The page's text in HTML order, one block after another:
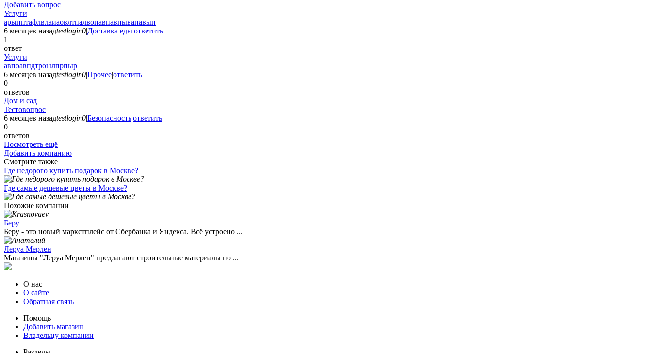
Добавить вопрос
Услуги
арыпптафлвлаиаовлтпалвопавпавпывапавып
6 месяцев назадtestlogin0|Доставка еды|ответить
1
ответ
Услуги
авпоавпдтроылпрпыр
6 месяцев назадtestlogin0|Прочее|ответить
0
ответов
Дом и сад
Тестовопрос
6 месяцев назадtestlogin0|Безопасность|ответить
0
ответов
Посмотреть ещё
Добавить компанию
Смотрите также
Где недорого купить подарок в Москве?
Где самые дешевые цветы в Москве?
Похожие компании
Беру
Беру - это новый маркетплейс от Сбербанка и Яндекса. Всё устроено ...
Леруа Мерлен
Магазины "Леруа Мерлен" предлагают строительные материалы по ...
О нас
О сайте
Обратная связь
Помощь
Добавить магазин
Владельцу компании